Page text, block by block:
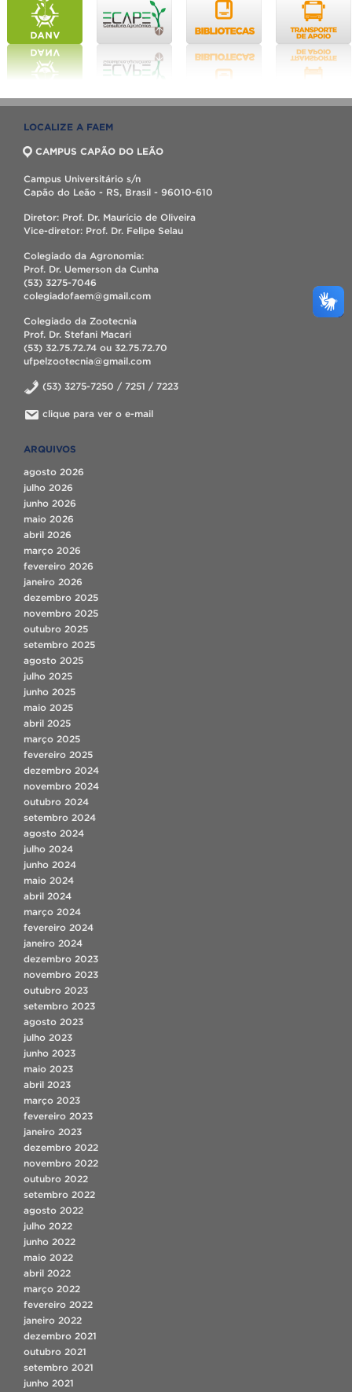
LOCALIZE A FAEM
CAMPUS CAPÃO DO LEÃO
Campus Universitário s/n
Capão do Leão - RS, Brasil - 96010-610
Diretor: Prof. Dr. Maurício de Oliveira
Vice-diretor: Prof. Dr. Felipe Selau
Colegiado da Agronomia:
Prof. Dr. Uemerson da Cunha
(53) 3275-7046
colegiadofaem@gmail.com
Colegiado da Zootecnia
Prof. Dr. Stefani Macari
(53) 32.75.72.74 ou 32.75.72.70
ufpelzootecnia@gmail.com
(53) 3275-7250 / 7251 / 7223
clique para ver o e-mail
ARQUIVOS
agosto 2026
julho 2026
junho 2026
maio 2026
abril 2026
março 2026
fevereiro 2026
janeiro 2026
dezembro 2025
novembro 2025
outubro 2025
setembro 2025
agosto 2025
julho 2025
junho 2025
maio 2025
abril 2025
março 2025
fevereiro 2025
dezembro 2024
novembro 2024
outubro 2024
setembro 2024
agosto 2024
julho 2024
junho 2024
maio 2024
abril 2024
março 2024
fevereiro 2024
janeiro 2024
dezembro 2023
novembro 2023
outubro 2023
setembro 2023
agosto 2023
julho 2023
junho 2023
maio 2023
abril 2023
março 2023
fevereiro 2023
janeiro 2023
dezembro 2022
novembro 2022
outubro 2022
setembro 2022
agosto 2022
julho 2022
junho 2022
maio 2022
abril 2022
março 2022
fevereiro 2022
janeiro 2022
dezembro 2021
outubro 2021
setembro 2021
junho 2021